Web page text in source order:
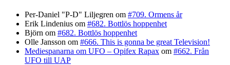
Per-Daniel "P-D" Liljegren om #709. Ormens år
Erik Lindenius om #682. Bottlös hoppenhet
Björn om #682. Bottlös hoppenhet
Olle Jansson om #666. This is gonna be great Television!
Mediespanarna om UFO – Opifex Rapax om #662. Från
UFO till UAP